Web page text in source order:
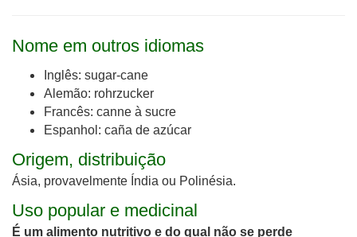
Nome em outros idiomas
Inglês: sugar-cane
Alemão: rohrzucker
Francês: canne à sucre
Espanhol: caña de azúcar
Origem, distribuição
Ásia, provavelmente Índia ou Polinésia.
Uso popular e medicinal
É um alimento nutritivo e do qual não se perde